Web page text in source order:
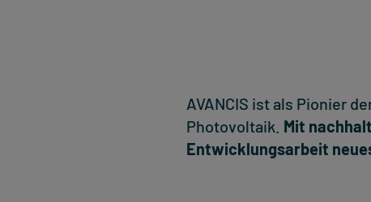
AVANCIS ist als Pionier
Photovoltaik. Mit
Entwicklungsarbeit